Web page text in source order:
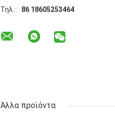
Τηλ.::
86 18605253464
Άλλα προϊόντα